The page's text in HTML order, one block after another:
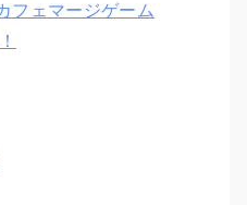
フェマージゲーム